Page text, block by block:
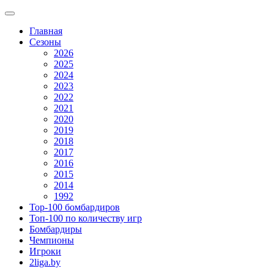
Главная
Сезоны
2026
2025
2024
2023
2022
2021
2020
2019
2018
2017
2016
2015
2014
1992
Top-100 бомбардиров
Топ-100 по количеству игр
Бомбардиры
Чемпионы
Игроки
2liga.by